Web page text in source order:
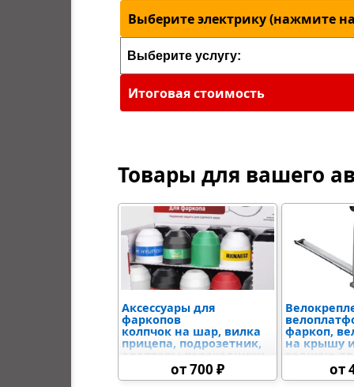
Выберите электрику (нажмите
Итоговая стоимость
Товары для вашего
Аксессуары для
фаркопов
колпчок на шар, вилка
прицепа, подрозетник,
адаптеры переходники
7-13 пин, различные
варианты крюков и
от 700 ₽
фаркоп,
на крышу
заднюю
грузовые
от